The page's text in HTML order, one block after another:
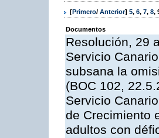
[Primero/ Anterior] 5, 6, 7, 8,
Documentos
Resolución, 29
Servicio
subsana la
(BOC 102,
Servicio
de Crecimiento
adultos con